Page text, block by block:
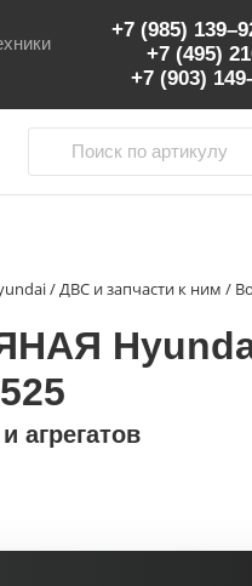
+7 (985)
+7 (495)
+7 (903)
/ ДВС и запчасти к ним /
Hyundai
агрегатов